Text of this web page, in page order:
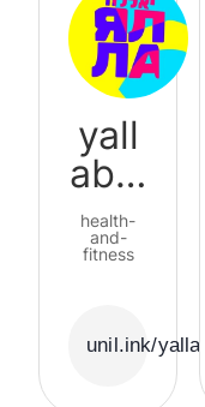
yall
abal
a
health-
and-
fitness
unil.ink/